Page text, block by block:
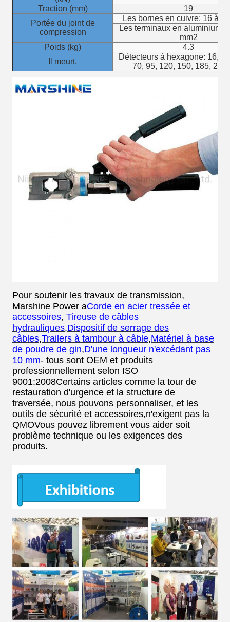
Traction (mm)
19
Portée du joint de
compression
Les bornes en cuivre: 16 à
Les terminaux en aluminium:
mm2
Poids (kg)
4.3
Il meurt.
Détecteurs à hexagone: 16,
70, 95, 120, 150, 185,
Pour soutenir les travaux de transmission,
Marshine Power aCorde en acier tressée et
accessoires, Tireuse de câbles
hydrauliques,Dispositif de serrage des
câbles,Trailers à tambour à câble,Matériel à base
de poudre de gin,D'une longueur n'excédant pas
10 mm- tous sont OEM et produits
professionnellement selon ISO
9001:2008Certains articles comme la tour de
restauration d'urgence et la structure de
traversée, nous pouvons personnaliser, et les
outils de sécurité et accessoires,n'exigent pas la
QMOVous pouvez librement vous aider soit
problème technique ou les exigences des
produits.